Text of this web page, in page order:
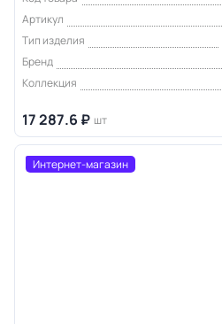
Артикул
Тип изделия
Бренд
Коллекция
17 287.6 ₽ шт
Интернет-магазин